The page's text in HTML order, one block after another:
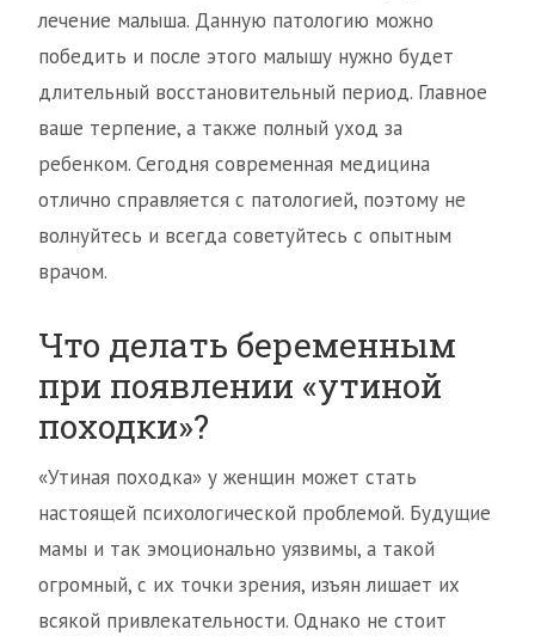
лечение малыша. Данную патологию можно
победить и после этого малышу нужно будет
длительный восстановительный период. Главное
ваше терпение, а также полный уход за
ребенком. Сегодня современная медицина
отлично справляется с патологией, поэтому не
волнуйтесь и всегда советуйтесь с опытным
врачом.
Что делать беременным
при появлении «утиной
походки»?
«Утиная походка» у женщин может стать
настоящей психологической проблемой. Будущие
мамы и так эмоционально уязвимы, а такой
огромный, с их точки зрения, изъян лишает их
всякой привлекательности. Однако не стоит